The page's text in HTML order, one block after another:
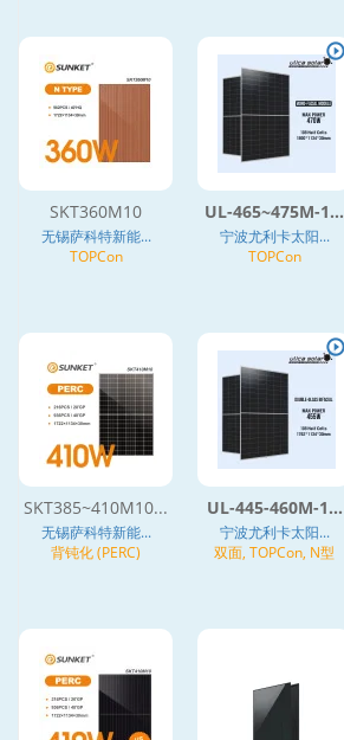
SKT360M10
无锡萨科特新能...
TOPCon
UL-465~475M-1...
宁波尤利卡太阳...
TOPCon
SKT385~410M10...
无锡萨科特新能...
背钝化 (PERC)
UL-445-460M-1...
宁波尤利卡太阳...
双面, TOPCon, N型